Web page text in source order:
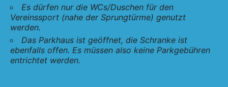
Es dürfen nur die WCs/Duschen für den
Vereinssport (nahe der Sprungtürme) genutzt
werden.
Das Parkhaus ist geöffnet, die Schranke ist
ebenfalls offen. Es müssen also keine Parkgebühren
entrichtet werden.